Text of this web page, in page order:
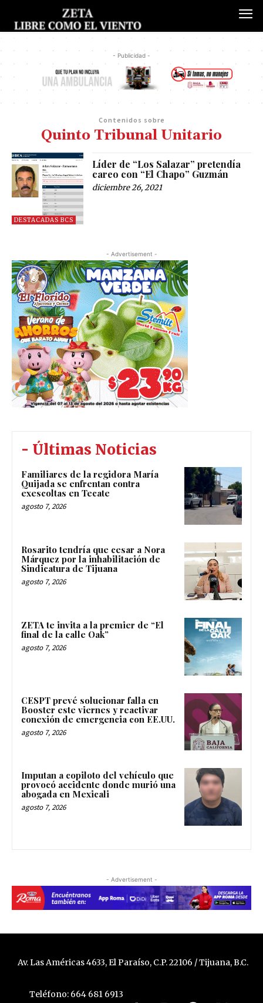
- Publicidad -
Contenidos sobre
Quinto Tribunal Unitario
DESTACADAS BCS
Líder de “Los Salazar” pretendía
careo con “El Chapo” Guzmán
diciembre 26, 2021
- Advertisement -
- Últimas Noticias
Familiares de la regidora María
Quijada se enfrentan contra
exescoltas en Tecate
agosto 7, 2026
Rosarito tendría que cesar a Nora
Márquez por la inhabilitación de
Sindicatura de Tijuana
agosto 7, 2026
ZETA te invita a la premier de “El
final de la calle Oak”
agosto 7, 2026
CESPT prevé solucionar falla en
Booster este viernes y reactivar
conexión de emergencia con EE.UU.
agosto 7, 2026
Imputan a copiloto del vehículo que
provocó accidente donde murió una
abogada en Mexicali
agosto 7, 2026
- Advertisement -
Av. Las Américas 4633, El Paraíso, C.P. 22106 / Tijuana, B.C.
Teléfono: 664 681 6913